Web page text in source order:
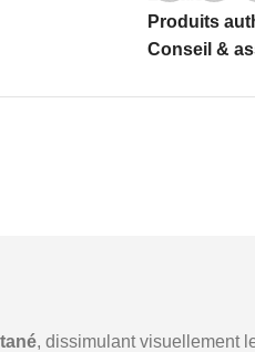
Produits
Conseil &
, dissimulant visuellement